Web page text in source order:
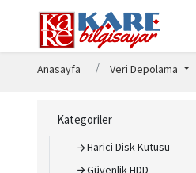
Anasayfa Veri Depolama
Kategoriler
Veri Depolama
Nas Cihazları
Nas Aksamlar
Backup & Recovery
Harici Disk Kutusu
Güvenlik HDD